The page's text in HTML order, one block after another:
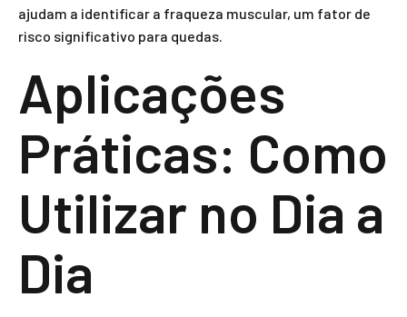
ajudam a identificar a fraqueza muscular, um fator de
risco significativo para quedas.
Aplicações
Práticas: Como
Utilizar no Dia a
Dia